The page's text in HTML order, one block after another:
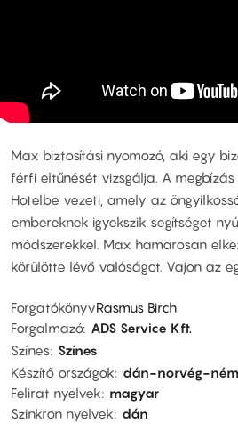
Max biztosítási nyomozó, aki egy
férfi eltűnését vizsgálja. A
Hotelbe vezeti, amely az
embereknek igyekszik segítséget
módszerekkel. Max hamarosan
körülötte lévő valóságot. Vajon az
ForgatókönyvRasmus Birch
Forgalmazó
ADS Service Kft.
Színes Színes
Készítő országok
dán-norvég-
Felirat nyelvek
magyar
Szinkron nyelvek
dán